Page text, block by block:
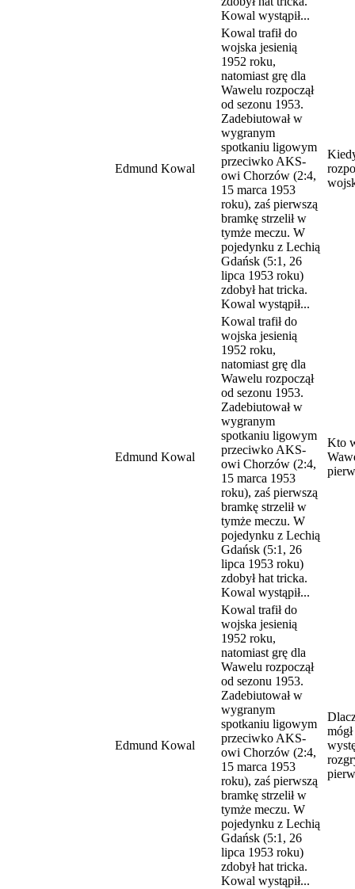
Kowal wystąpił...
Edmund Kowal
Kowal trafił do
wojska jesienią
1952 roku,
natomiast grę dla
Wawelu rozpoczął
od sezonu 1953.
Zadebiutował w
wygranym
spotkaniu ligowym
przeciwko AKS-
owi Chorzów (2:4,
15 marca 1953
roku), zaś pierwszą
bramkę strzelił w
tymże meczu. W
pojedynku z Lechią
Gdańsk (5:1, 26
lipca 1953 roku)
zdobył hat tricka.
Kowal wystąpił...
Edmund Kowal
Kowal trafił do
wojska jesienią
1952 roku,
natomiast grę dla
Wawelu rozpoczął
od sezonu 1953.
Zadebiutował w
wygranym
spotkaniu ligowym
przeciwko AKS-
owi Chorzów (2:4,
15 marca 1953
roku), zaś pierwszą
bramkę strzelił w
tymże meczu. W
pojedynku z Lechią
Gdańsk (5:1, 26
lipca 1953 roku)
zdobył hat tricka.
Kowal wystąpił...
Kto
Edmund Kowal
Kowal trafił do
wojska jesienią
1952 roku,
natomiast grę dla
Wawelu rozpoczął
od sezonu 1953.
Zadebiutował w
wygranym
spotkaniu ligowym
przeciwko AKS-
owi Chorzów (2:4,
15 marca 1953
roku), zaś pierwszą
bramkę strzelił w
tymże meczu. W
pojedynku z Lechią
Gdańsk (5:1, 26
lipca 1953 roku)
zdobył hat tricka.
Kowal wystąpił...